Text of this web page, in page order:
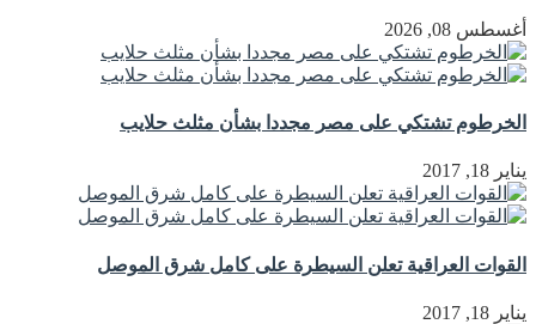
أغسطس 08, 2026
الخرطوم تشتكي على مصر مجددا بشأن مثلث حلايب
يناير 18, 2017
القوات العراقية تعلن السيطرة على كامل شرق الموصل
يناير 18, 2017